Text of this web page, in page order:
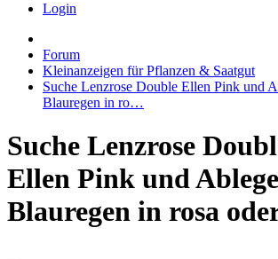
Login
Forum
Kleinanzeigen für Pflanzen & Saatgut
Suche Lenzrose Double Ellen Pink und
Blauregen in ro…
Suche Lenzrose
Ellen Pink und
Blauregen in rosa